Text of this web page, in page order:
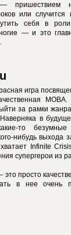
пришествием
или
себя в
— и это
игра
МОВА.
за рамки
в
то
нибудь выхода
Infinite
супергерои из
просто
в нее очень